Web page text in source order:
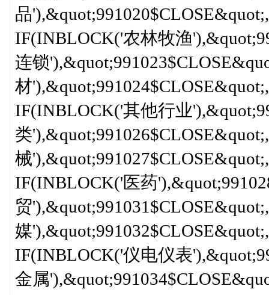
品
IF(INBLOCK('农林牧渔
连锁
材
IF(INBLOCK('其他行业
类
械
IF(INBLOCK('医药
贸
媒
IF(INBLOCK('仪电仪表
金属